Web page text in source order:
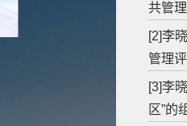
共管
[2]李
管理
[3]李
区”的